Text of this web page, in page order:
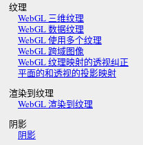
纹理
WebGL 三维纹理
WebGL 数据纹理
WebGL 使用多个纹理
WebGL 跨域图像
WebGL 纹理映射的透视纠正
平面的和透视的投影映射
渲染到纹理
WebGL 渲染到纹理
阴影
阴影